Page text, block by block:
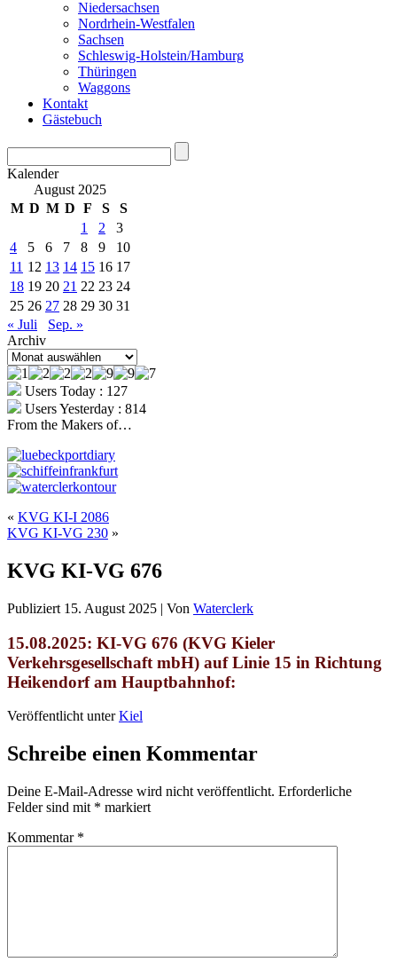
Niedersachsen
Nordrhein-Westfalen
Sachsen
Schleswig-Holstein/Hamburg
Thüringen
Waggons
Kontakt
Gästebuch
Kalender
August 2025
M D M D F S
S
1
2
3
4
5 6 7 8 9
10
11 12 13 14 15 16 17
18 19 20 21 22 23 24
25 26 27 28 29 30 31
« Juli
Sep. »
Archiv
Archiv
Users Today : 127
Users Yesterday : 814
From the Makers of…
« KVG KI-I 2086
KVG KI-VG 230 »
KVG KI-VG 676
Publiziert 15. August 2025 | Von Waterclerk
15.08.2025: KI-VG 676 (KVG Kieler
Verkehrsgesellschaft mbH) auf Linie 15 in Richtung
Heikendorf am Hauptbahnhof:
Veröffentlicht unter Kiel
Schreibe einen Kommentar
Deine E-Mail-Adresse wird nicht veröffentlicht. Erforderliche
Felder sind mit * markiert
Kommentar *